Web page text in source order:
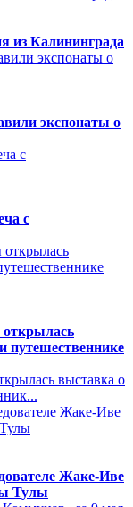
из Калининграда
экспонаты о
с
путешественнике
выставка о
Жаке-Иве
Тулы